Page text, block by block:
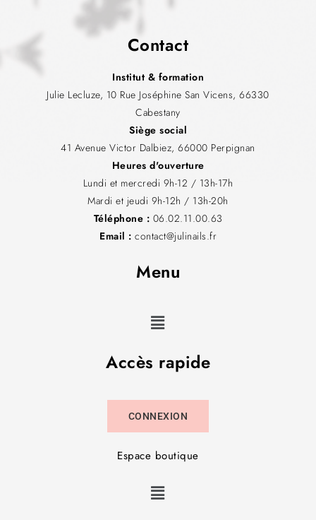
Contact
Institut & formation
Julie Lecluze, 10 Rue Joséphine San Vicens, 66330
Cabestany
Siège social
41 Avenue Victor Dalbiez, 66000 Perpignan
Heures d'ouverture
Lundi et mercredi 9h-12 / 13h-17h
Mardi et jeudi 9h-12h / 13h-20h
Téléphone : 06.02.11.00.63
Email : contact@julinails.fr
Menu
Accès rapide
CONNEXION
Espace boutique